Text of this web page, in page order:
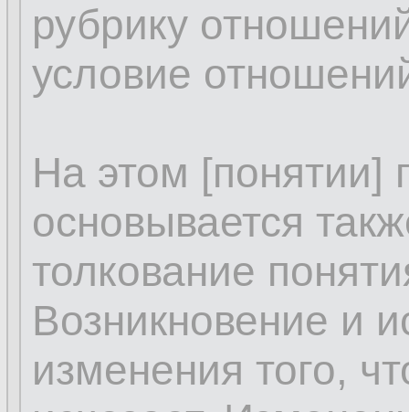
рубрику
условие
На этом [понятии]
основывается
толкование
Возникновение и
изменения того,